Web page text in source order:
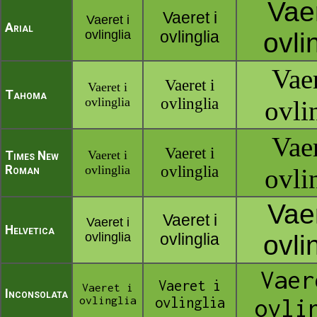
Arial
Vaeret i
ovlinglia
Vaeret i
ovlinglia
Tahoma
Vaeret i
ovlinglia
Vaeret i
ovlinglia
Times New
Roman
Vaeret i
ovlinglia
Vaeret i
ovlinglia
Helvetica
Vaeret i
ovlinglia
Vaeret i
ovlinglia
Inconsolata
Vaeret i
ovlinglia
Vaeret i
ovlinglia